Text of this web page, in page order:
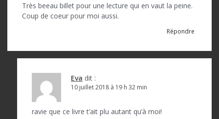
Très beeau billet pour une lecture qui en vaut la peine.
Coup de coeur pour moi aussi.
Répondre
Eva dit :
10 juillet 2018 à 19 h 32 min
ravie que ce livre t’ait plu autant qu’à moi!